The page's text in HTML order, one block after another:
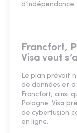
d’indépendance
Francfort,
Visa veut
Le plan prévoit
de données et
Francfort, ainsi
Pologne. Visa
de cyberfusion
en ligne.